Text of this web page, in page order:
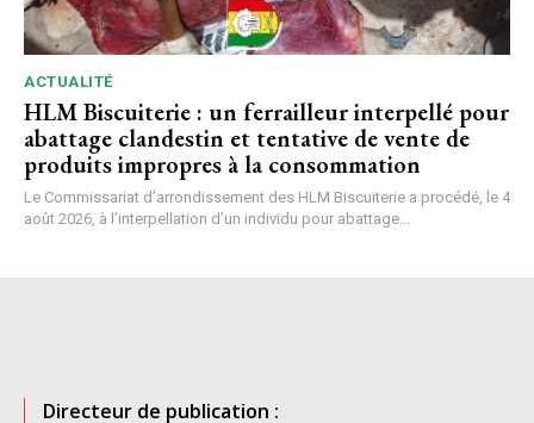
ACTUALITÉ
HLM Biscuiterie : un ferrailleur interpellé pour
abattage clandestin et tentative de vente de
produits impropres à la consommation
Le Commissariat d’arrondissement des HLM Biscuiterie a procédé, le 4
août 2026, à l’interpellation d’un individu pour abattage...
Directeur de publication :